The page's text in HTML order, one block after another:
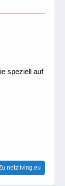
speziell auf
netzliving.eu